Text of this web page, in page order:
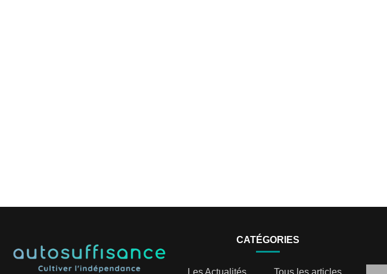
CATÉGORIES
Les Actualités
Tous les articles